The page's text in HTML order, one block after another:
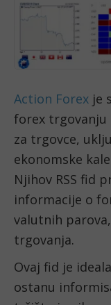
Action Forex je
forex trgovanju
za trgovce,
ekonomske
Njihov RSS fid
informacije o
valutnih
trgovanja.
Ovaj fid je
ostanu